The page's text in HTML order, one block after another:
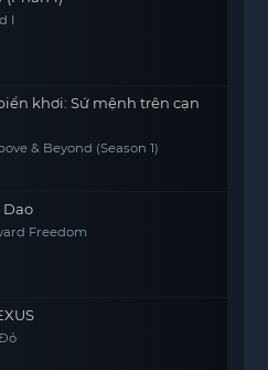
I
khơi: Sứ mệnh trên cạn
& Beyond (Season 1)
Dao
Freedom